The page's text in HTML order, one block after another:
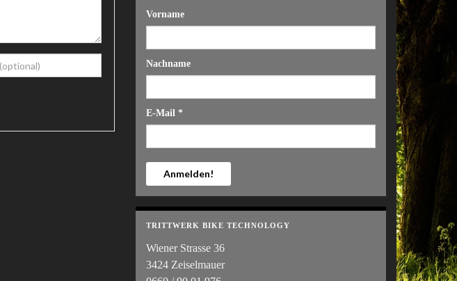
Vorname
Nachname
E-Mail *
TRITTWERK BIKE TECHNOLOGY
Wiener Strasse 36
3424 Zeiselmauer